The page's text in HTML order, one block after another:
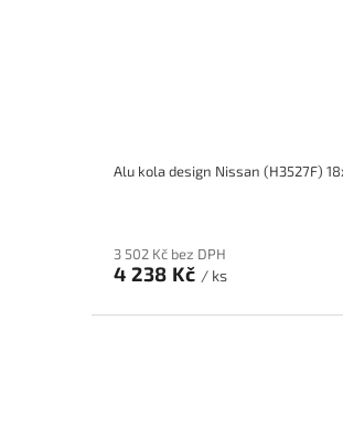
3 502 Kč bez DPH
4 238 Kč / ks